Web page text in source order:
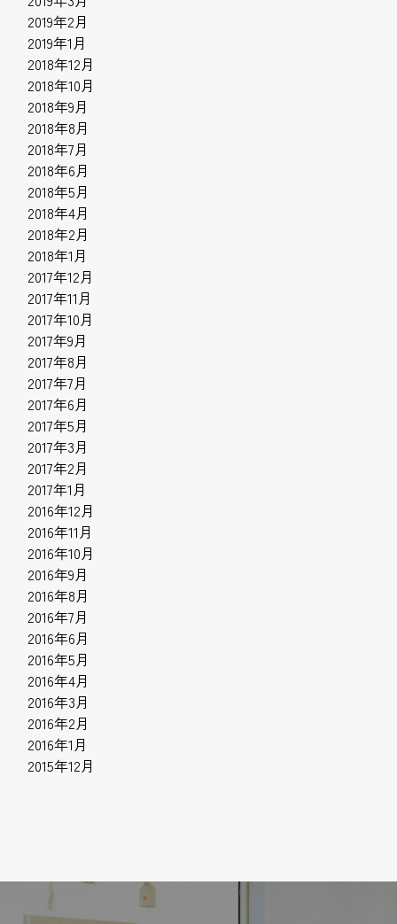
2019年2月
2019年1月
2018年12月
2018年10月
2018年9月
2018年8月
2018年7月
2018年6月
2018年5月
2018年4月
2018年2月
2018年1月
2017年12月
2017年11月
2017年10月
2017年9月
2017年8月
2017年7月
2017年6月
2017年5月
2017年3月
2017年2月
2017年1月
2016年12月
2016年11月
2016年10月
2016年9月
2016年8月
2016年7月
2016年6月
2016年5月
2016年4月
2016年3月
2016年2月
2016年1月
2015年12月